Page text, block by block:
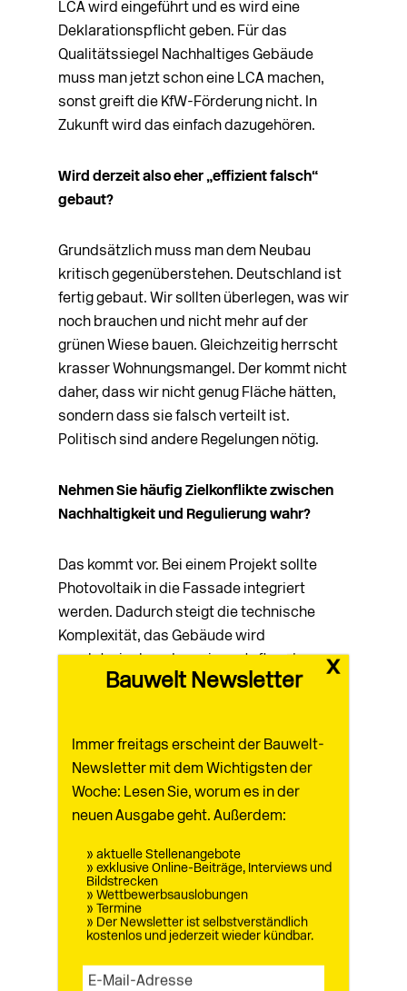
LCA wird eingeführt und es wird eine
Deklarationspflicht geben. Für das
Qualitätssiegel Nachhaltiges Gebäude
muss man jetzt schon eine LCA machen,
sonst greift die KfW-Förderung nicht. In
Zukunft wird das einfach dazugehören.
Wird derzeit also eher „effizient falsch“
gebaut?
Grundsätzlich muss man dem Neubau
kritisch gegenüberstehen. Deutschland ist
fertig gebaut. Wir sollten überlegen, was wir
noch brauchen und nicht mehr auf der
grünen Wiese bauen. Gleichzeitig herrscht
krasser Wohnungsmangel. Der kommt nicht
daher, dass wir nicht genug Fläche hätten,
sondern dass sie falsch verteilt ist.
Politisch sind andere Regelungen nötig.
Nehmen Sie häufig Zielkonflikte zwischen
Nachhaltigkeit und Regulierung wahr?
Das kommt vor. Bei einem Projekt sollte
Photovoltaik in die Fassade integriert
werden. Dadurch steigt die technische
Komplexität, das Gebäude wird
bestimmte Materialien sind nicht mehr
Bauweisen: Ausrichtung, Verschattung,
Durchlüftung, thermische Speichermasse
oder konstruktiven Holzbau – Architektur,
die mit möglichst wenig Technik auskommt.
Warum setzen sich natürliche Materialien
Holz, Lehm oder Stroh trotzdem nur
langsam durch?
Sicherlich erschweren es die Gesetze und
x
Bauwelt Newsletter
Immer freitags erscheint der Bauwelt-
Newsletter mit dem Wichtigsten der
Woche: Lesen Sie, worum es in der
neuen Ausgabe geht. Außerdem:
» aktuelle Stellenangebote
» exklusive Online-Beiträge, Interviews und
Bildstrecken
» Wettbewerbsauslobungen
» Termine
» Der Newsletter ist selbstverständlich
kostenlos und jederzeit wieder kündbar.